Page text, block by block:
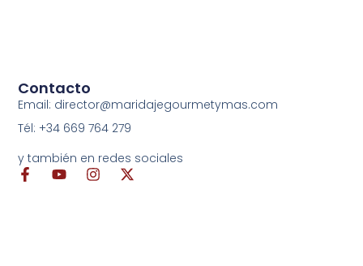
Contacto
Email: director@maridajegourmetymas.com
Tél: +34 669 764 279
y también en redes sociales